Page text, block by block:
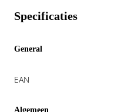
Specificaties
General
EAN
Algemeen